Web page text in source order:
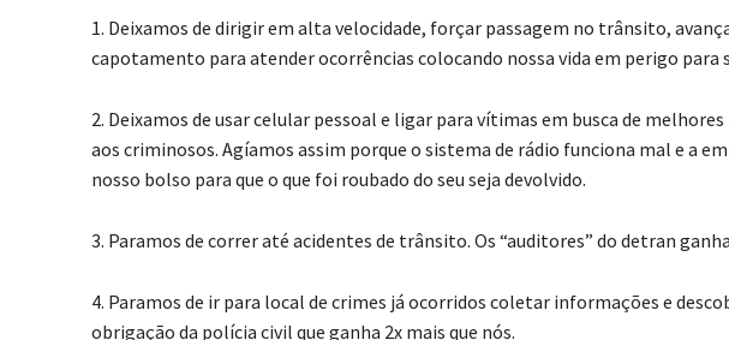
1. Deixamos de dirigir em alta velocidade, forçar passagem no trânsito,
capotamento para atender ocorrências colocando nossa vida em perigo para
2. Deixamos de usar celular pessoal e ligar para vítimas em busca de
aos criminosos. Agíamos assim porque o sistema de rádio funciona mal e a
nosso bolso para que o que foi roubado do seu seja devolvido.
3. Paramos de correr até acidentes de trânsito. Os “auditores” do detran
4. Paramos de ir para local de crimes já ocorridos coletar informações e
obrigação da polícia civil que ganha 2x mais que nós.